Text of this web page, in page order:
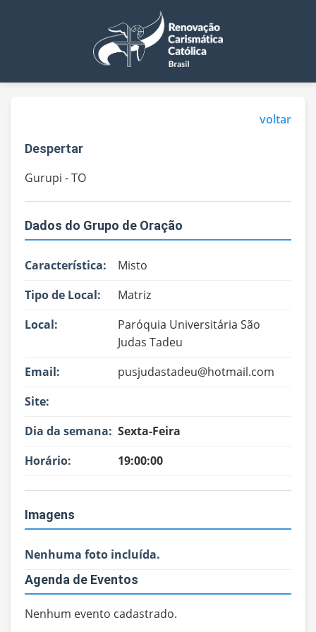
voltar
Despertar
Gurupi - TO
Dados do Grupo de Oração
Característica:
Misto
Tipo de Local:
Matriz
Local:
Paróquia Universitária São
Judas Tadeu
Email:
pusjudastadeu@hotmail.com
Site:
Dia da semana: Sexta-Feira
Horário:
19:00:00
Imagens
Nenhuma foto incluída.
Agenda de Eventos
Nenhum evento cadastrado.